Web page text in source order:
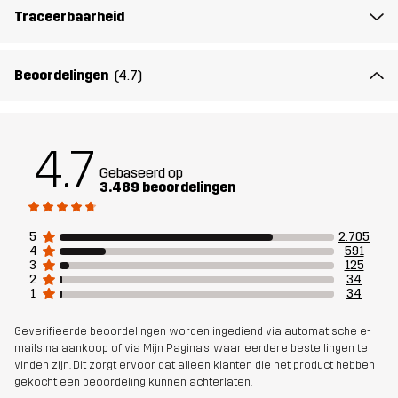
Materiaal 1
77% Polyester (Gerecycled), 15% Katoen,
Voering
95% Polyester (Gerecycled), 5%
Duurzaamheid
lees hier
Bluesign® approved
Ontworpen
voor
ALLROUND WANDELEN
Artikelnummer 10169_2001
Traceerbaarheid
Beoordelingen (4.7)
4.7 Gebaseerd op
3.489 beoordelingen
5
2.705
4
591
3
125
2
34
1
34
Geverifieerde beoordelingen worden ingediend via automatische e-
mails na aankoop of via Mijn Pagina's, waar eerdere bestellingen te
vinden zijn. Dit zorgt ervoor dat alleen klanten die het product hebben
gekocht een beoordeling kunnen achterlaten.